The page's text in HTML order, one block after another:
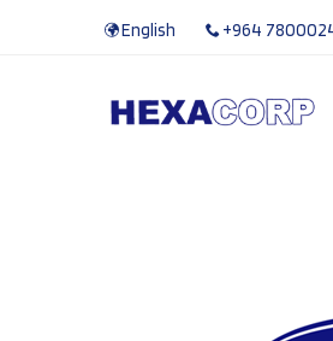
English +964